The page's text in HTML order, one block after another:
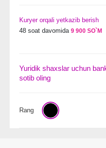
Kuryer orqali yetkazib berish
48 soat davomida 9 900 SO`M
Yuridik shaxslar uchun
sotib oling
Rang